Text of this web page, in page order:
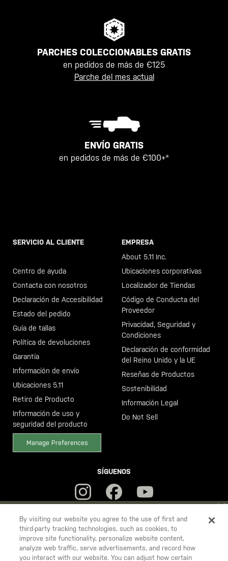
YOU ARE SHOPPING ON OURESPAÑA SITE. WOULD YOU LIKE
TO SHIP TO ANOTHER COUNTRY?
STAY ONESPAÑA
PARCHES COLECCIONABLES GRATIS
en pedidos de más de €125
Parche del mes actual
ENVÍO GRATIS
en pedidos de más de €100+*
SERVICIO AL CLIENTE
Centro de ayuda
Contacta con nosotros
Declaración de Accesibilidad
Estado del pedido
Guía de tallas
Política de devoluciones
Garantía
Información de envío
Ubicaciones 5.11
Retiro de Producto
Información de uso y
seguridad del producto
Manage Preferences
EMPRESA
About 5.11 Inc.
Ubicaciones corporativas
Localizador de Tiendas
Código de Conducta del
Proveedor
Privacidad, Seguridad y
Condiciones
Declaración de conformidad
del Reino Unido y la UE
Reseñas de Productos
Sostenibilidad
Información Legal
Do Not Sell
SÍGUENOS
5.11
Tactical
By visiting our website you agree to the use of first and
third-party tracking technologies, such as cookies, to
improve site functionality, personalize website content,
analyze web traffic, serve advertisements, and record how
you interact with our website. You can adjust how certain